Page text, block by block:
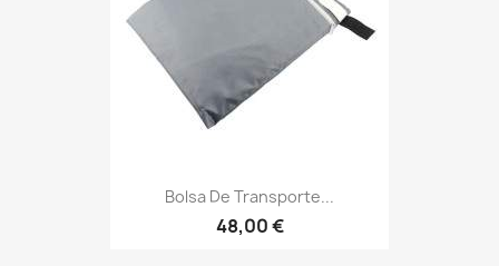
Bolsa De Transporte...
48,00 €